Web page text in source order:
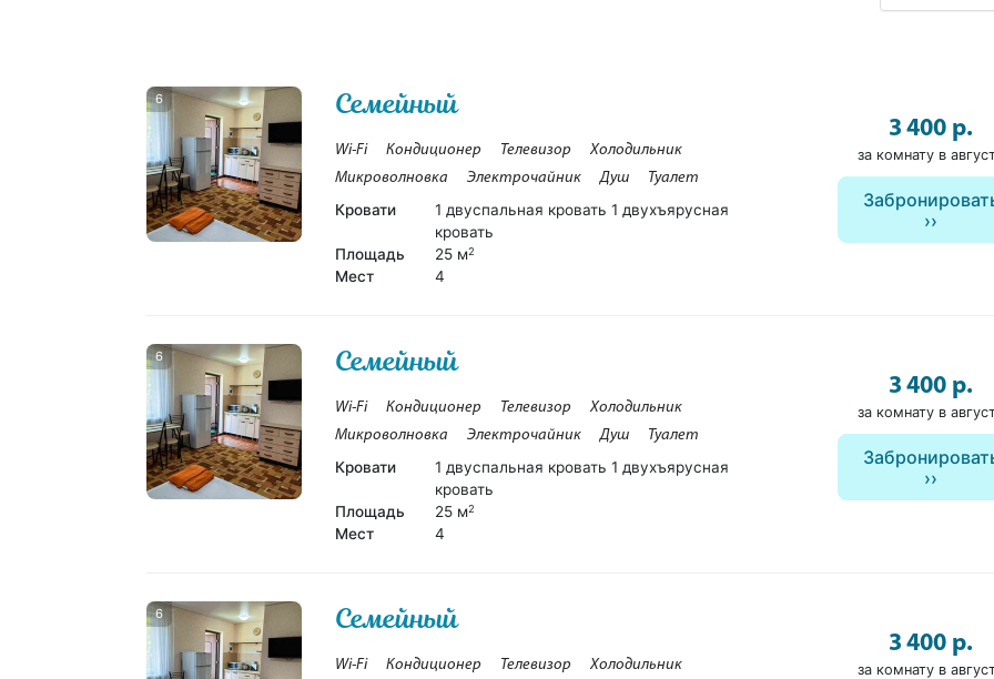
6 Семейный
Wi-Fi Кондиционер Телевизор
Холодильник
Микроволновка
Электрочайник Душ Туалет
Кровати
1 двуспальная кровать 1 двухъярусная
кровать
Площадь
25 м2
Мест 4
3 400 р.
за комнату в
6 Семейный
Wi-Fi Кондиционер Телевизор
Холодильник
Микроволновка
Электрочайник Душ Туалет
Кровати
1 двуспальная кровать 1 двухъярусная
кровать
Площадь
25 м2
Мест 4
3 400 р.
за комнату в
6 Семейный
Wi-Fi Кондиционер Телевизор
Холодильник
3 400 р.
за комнату в